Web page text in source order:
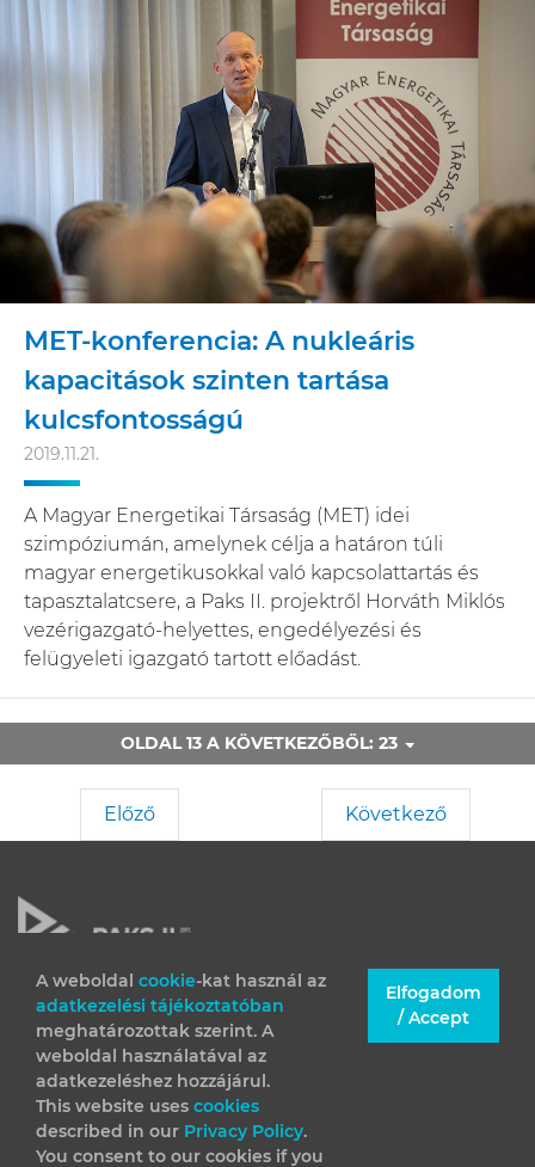
A weboldal cookie-kat használ az
adatkezelési tájékoztatóban
meghatározottak szerint. A
weboldal használatával az
adatkezeléshez hozzájárul.
This website uses cookies
described in our Privacy Policy.
You consent to our cookies if you
Elfogadom
/ Accept
MET-konferencia: A nukleáris
kapacitások szinten tartása
kulcsfontosságú
2019.11.21.
A Magyar Energetikai Társaság (MET) idei
szimpóziumán, amelynek célja a határon túli
magyar energetikusokkal való kapcsolattartás és
tapasztalatcsere, a Paks II. projektről Horváth Miklós
vezérigazgató-helyettes, engedélyezési és
felügyeleti igazgató tartott előadást.
OLDAL 13 A KÖVETKEZŐBŐL: 23
Előző Következő
JOGI INFORMÁCIÓK
IMPRESSZUM